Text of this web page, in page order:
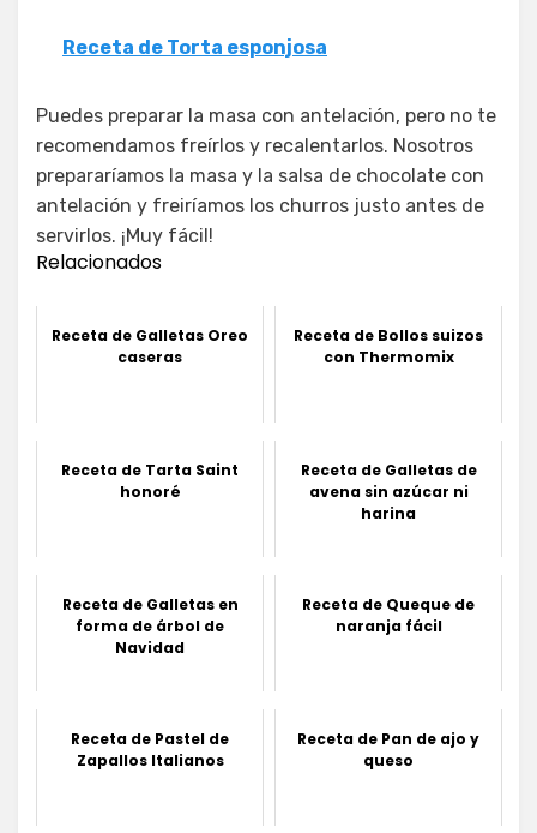
Receta de Torta esponjosa
Puedes preparar la masa con antelación, pero no te
recomendamos freírlos y recalentarlos. Nosotros
prepararíamos la masa y la salsa de chocolate con
antelación y freiríamos los churros justo antes de
servirlos. ¡Muy fácil!
Relacionados
Receta de Galletas Oreo
caseras
Receta de Bollos suizos
con Thermomix
Receta de Tarta Saint
honoré
Receta de Galletas de
avena sin azúcar ni
harina
Receta de Galletas en
forma de árbol de
Navidad
Receta de Queque de
naranja fácil
Receta de Pastel de
Zapallos Italianos
Receta de Pan de ajo y
queso